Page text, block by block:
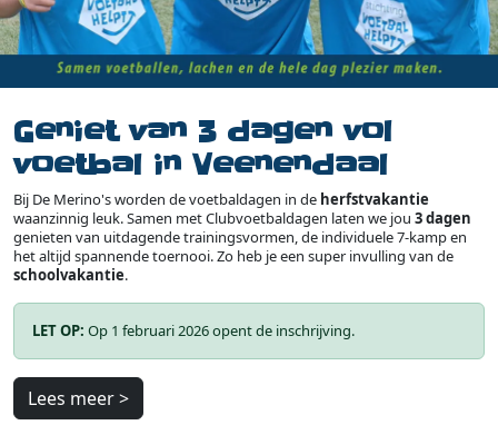
Geniet van 3 dagen vol
voetbal in Veenendaal
Bij De Merino's worden de voetbaldagen in de herfstvakantie
waanzinnig leuk. Samen met Clubvoetbaldagen laten we jou 3 dagen
genieten van uitdagende trainingsvormen, de individuele 7-kamp en
het altijd spannende toernooi. Zo heb je een super invulling van de
schoolvakantie.
LET OP: Op 1 februari 2026 opent de inschrijving.
Lees meer >